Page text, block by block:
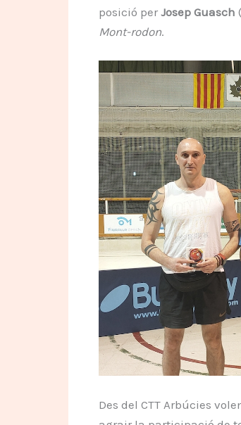
posició per Josep Guasch (
Mont-rodon.
Des del CTT Arbúcies